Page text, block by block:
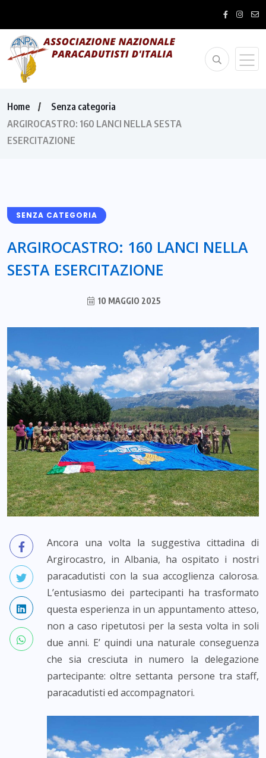
Home
Senza categoria
ARGIROCASTRO: 160 LANCI NELLA SESTA
ESERCITAZIONE
SENZA CATEGORIA
ARGIROCASTRO: 160 LANCI NELLA
SESTA ESERCITAZIONE
10 MAGGIO 2025
Ancora una volta la suggestiva cittadina di
Argirocastro, in Albania, ha ospitato i nostri
paracadutisti con la sua accoglienza calorosa.
L’entusiasmo dei partecipanti ha trasformato
questa esperienza in un appuntamento atteso,
non a caso ripetutosi per la sesta volta in soli
due anni. E’ quindi una naturale conseguenza
che sia cresciuta in numero la delegazione
partecipante: oltre settanta persone tra staff,
paracadutisti ed accompagnatori.